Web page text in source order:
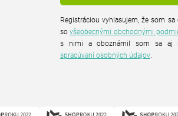
Registráciou vyhlasujem, že som
sovšeobecnými obchodnými
s nimi a oboznámil som sa aj
spracúvaní osobných údajov.